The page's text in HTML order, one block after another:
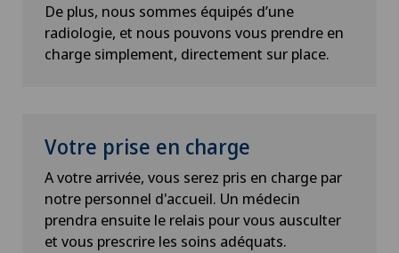
De plus, nous sommes équipés d’une
radiologie, et nous pouvons vous prendre en
charge simplement, directement sur place.
Votre prise en charge
A votre arrivée, vous serez pris en charge par
notre personnel d'accueil. Un médecin
prendra ensuite le relais pour vous ausculter
et vous prescrire les soins adéquats.